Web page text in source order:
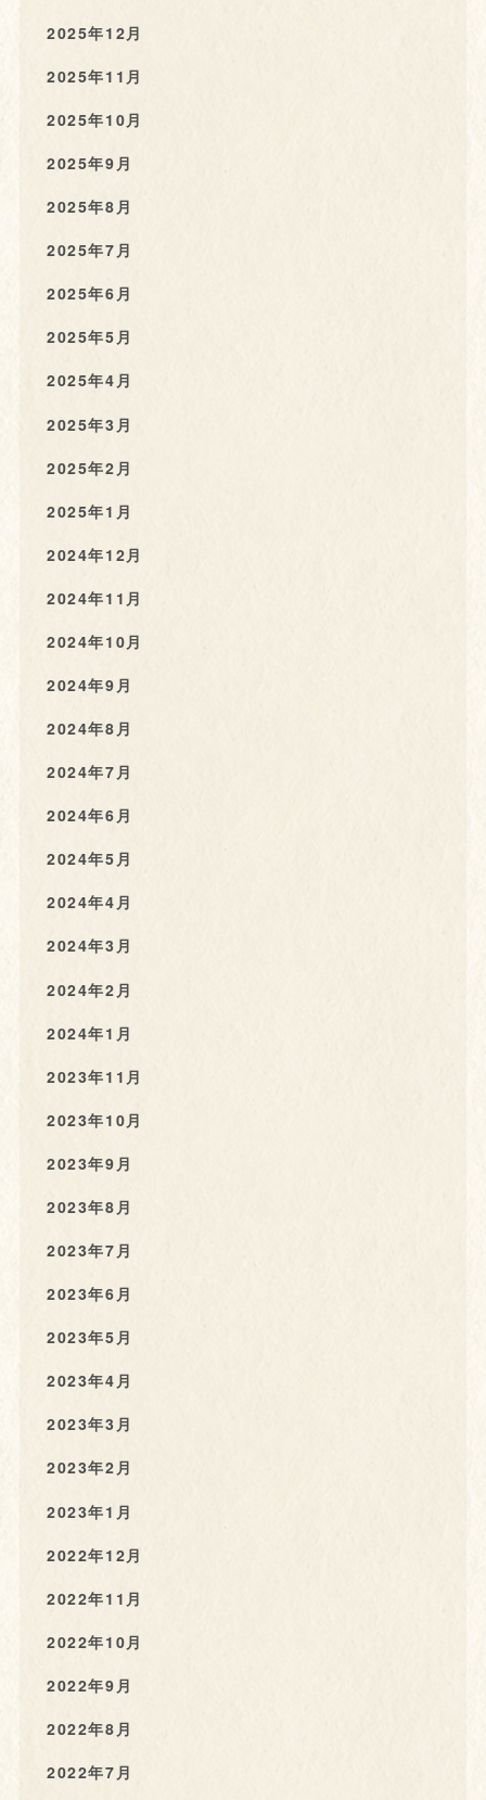
2025年12月
2025年11月
2025年10月
2025年9月
2025年8月
2025年7月
2025年6月
2025年5月
2025年4月
2025年3月
2025年2月
2025年1月
2024年12月
2024年11月
2024年10月
2024年9月
2024年8月
2024年7月
2024年6月
2024年5月
2024年4月
2024年3月
2024年2月
2024年1月
2023年11月
2023年10月
2023年9月
2023年8月
2023年7月
2023年6月
2023年5月
2023年4月
2023年3月
2023年2月
2023年1月
2022年12月
2022年11月
2022年10月
2022年9月
2022年8月
2022年7月